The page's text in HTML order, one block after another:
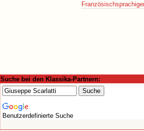
Suche bei den Klassika-Partnern:
Benutzerdefinierte Suche